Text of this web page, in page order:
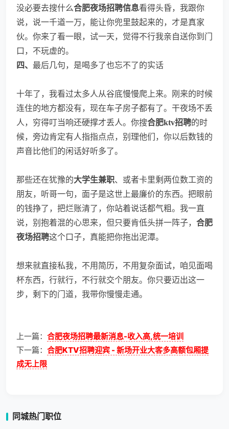
没必要去搜什么合肥夜场招聘信息看得头昏，我跟你
说，说一千道一万，能让你兜里鼓起来的，才是真家
伙。你来了看一眼，试一天，觉得不行我亲自送你到门
口，不玩虚的。
四、 最后几句，是喝多了也忘不了的实话
十年了，我看过太多人从谷底慢慢爬上来。刚来的时候
连住的地方都没有，现在车子房子都有了。干夜场不丢
人，穷得叮当响还硬撑才丢人。你搜合肥ktv招聘的时
候，旁边肯定有人指指点点，别理他们，你以后数钱的
声音比他们的闲话好听多了。
那些还在犹豫的大学生兼职、或者卡里剩两位数工资的
朋友，听哥一句，面子是这世上最廉价的东西。把眼前
的钱挣了，把烂账清了，你站着说话都气粗。我一直
说，别抱着混的心思来，但只要肯低头拼一阵子， 合肥
夜场招聘这个口子，真能把你拖出泥潭。
想来就直接私我，不用简历，不用复杂面试，咱见面喝
杯东西，行就行，不行就交个朋友。你只要迈出这一
步，剩下的门道，我带你慢慢走通。
上一篇： 合肥夜场招聘最新消息-收入高,统一培训
下一篇： 合肥KTV招聘迎宾 - 新场开业大客多高额包厢提
成无上限
同城热门职位